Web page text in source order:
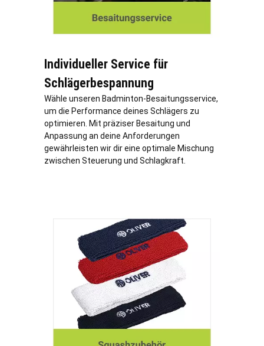
Individueller Service für
Schlägerbespannung
Wähle unseren Badminton-Besaitungsservice,
um die Performance deines Schlägers zu
optimieren. Mit präziser Besaitung und
Anpassung an deine Anforderungen
gewährleisten wir dir eine optimale Mischung
zwischen Steuerung und Schlagkraft.